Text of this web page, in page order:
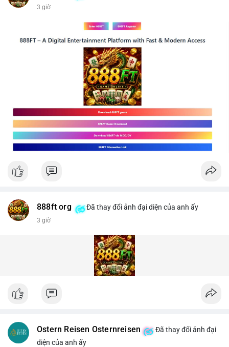
3 giờ
888ft org Đã thay đổi ảnh đại diện của anh ấy
3 giờ
Ostern Reisen Osternreisen
Đã thay đổi ảnh đại
diện của anh ấy